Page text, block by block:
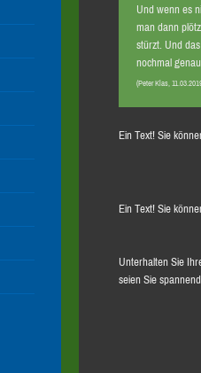
Und wenn es
man dann
stürzt. Und
nochmal
(Peter Klas,
Ein Text! Sie
Ein Text! Sie
Unterhalten Sie
seien Sie